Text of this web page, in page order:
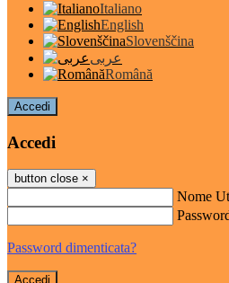
Italiano
English
Slovenščina
عربى
Română
Accedi
Accedi
button close ×
Nome
Password dimenticata?